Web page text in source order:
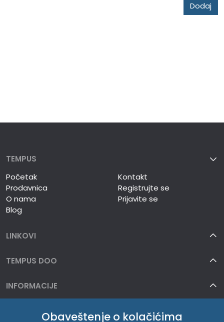
Dodaj
TEMPUS
Početak
Prodavnica
O nama
Blog
Kontakt
Registrujte se
Prijavite se
LINKOVI
TEMPUS DOO
INFORMACIJE
Obaveštenje o kolačićima